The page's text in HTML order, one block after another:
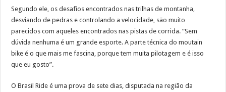
Segundo ele, os desafios encontrados nas trilhas de montanha,
desviando de pedras e controlando a velocidade, são muito
parecidos com aqueles encontrados nas pistas de corrida. “Sem
dúvida nenhuma é um grande esporte. A parte técnica do moutain
bike é o que mais me fascina, porque tem muita pilotagem e é isso
que eu gosto”.
O Brasil Ride é uma prova de sete dias, disputada na região da